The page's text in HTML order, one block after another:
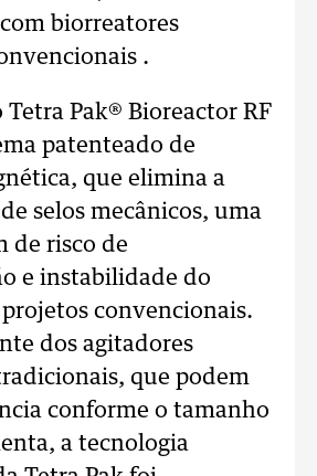
biorreatores
.
Pak® Bioreactor RF
patenteado de
que elimina a
selos mecânicos, uma
de risco de
e instabilidade do
projetos convencionais.
dos agitadores
que podem
conforme o tamanho
a tecnologia